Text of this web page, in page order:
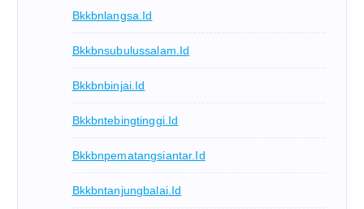
Bkkbnlangsa.id
Bkkbnsubulussalam.id
Bkkbnbinjai.id
Bkkbntebingtinggi.id
Bkkbnpematangsiantar.id
Bkkbntanjungbalai.id